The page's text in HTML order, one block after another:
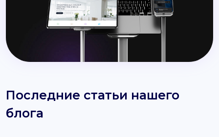
Последние статьи нашего
блога